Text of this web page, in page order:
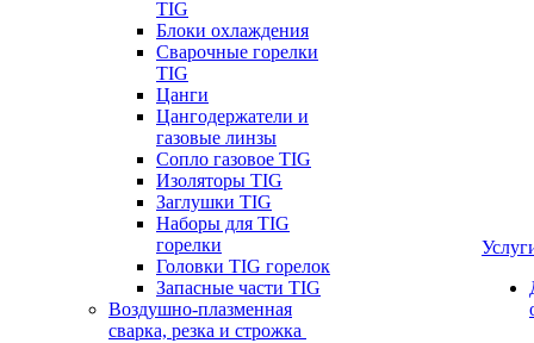
TIG
Блоки охлаждения
Сварочные горелки
TIG
Цанги
Цангодержатели и
газовые линзы
Сопло газовое TIG
Изоляторы TIG
Заглушки TIG
Наборы для TIG
горелки
Головки TIG горелок
Запасные части TIG
Воздушно-плазменная
сварка, резка и строжка